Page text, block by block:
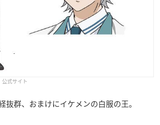
公式サイト
抜群、おまけにイケメンの白服の王。